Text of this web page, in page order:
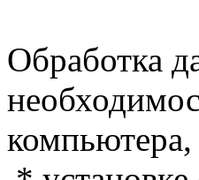
Обработка
компьютера,